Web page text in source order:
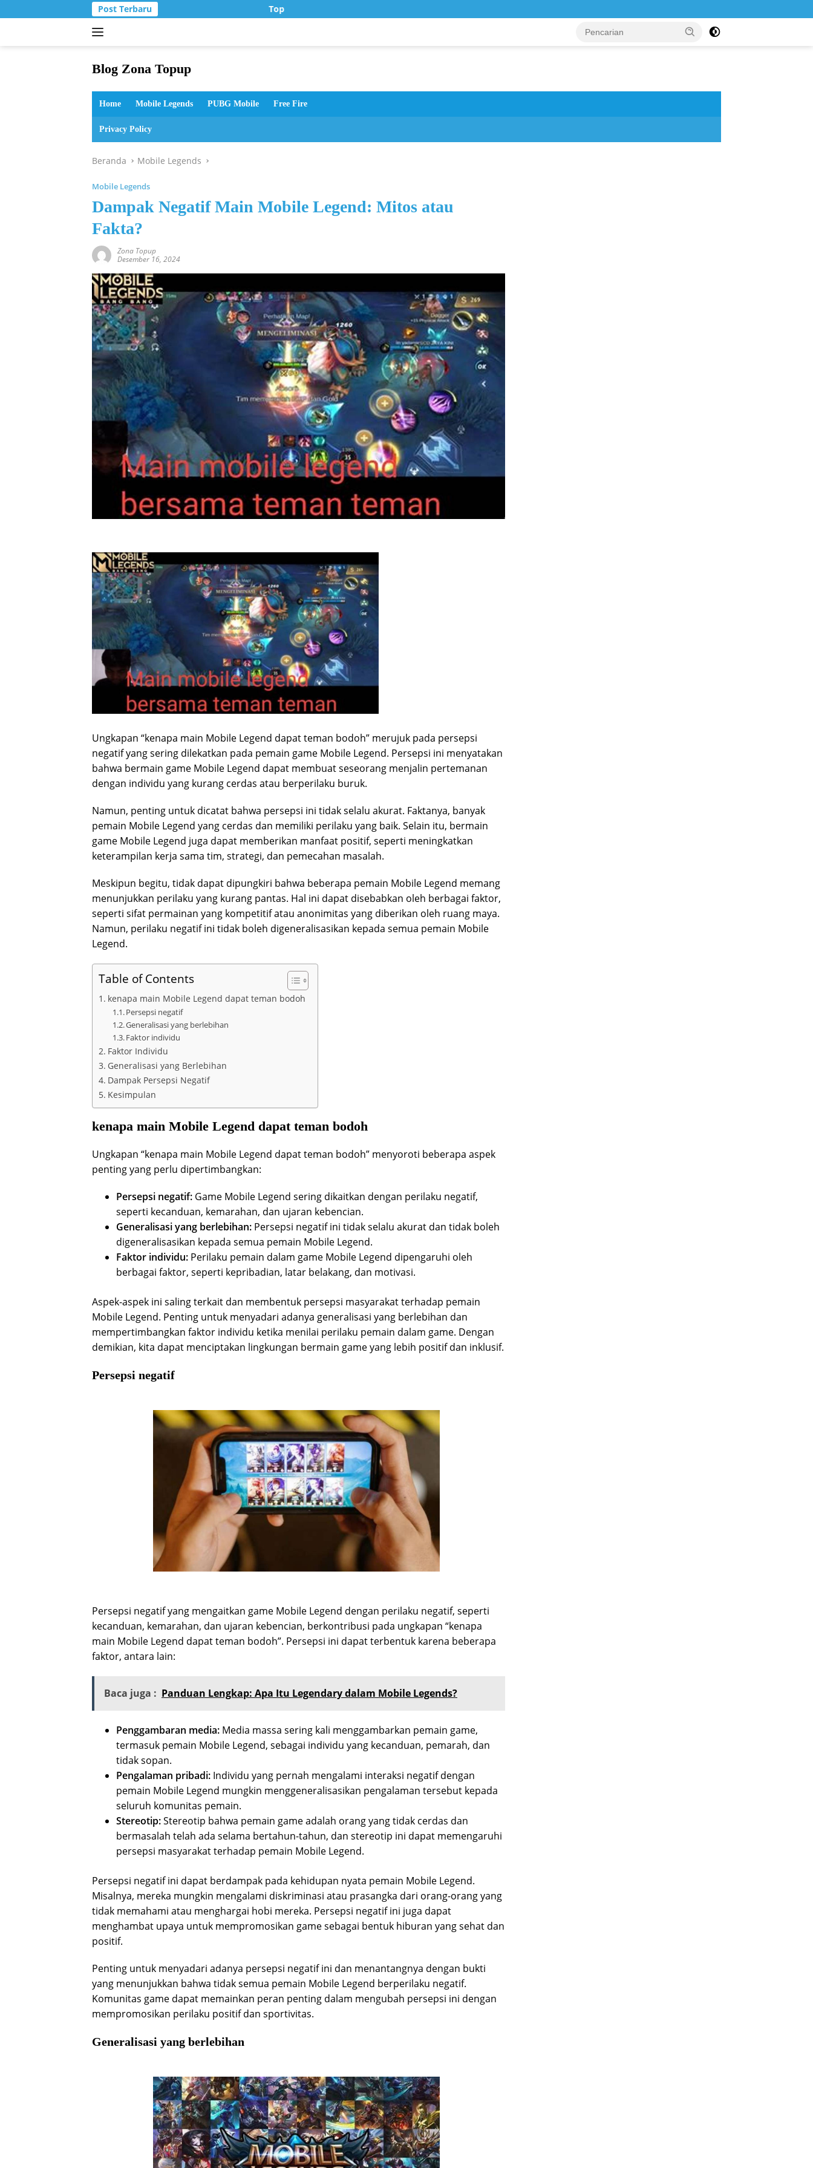
ke
Post Terbaru Top Up Murah di Zona Topup
Blog Zona Topup
dan
bermain
Home Mobile Legends PUBG Mobile Free Fire
Privacy Policy
Beranda Mobile Legends
Mobile Legends
Dampak Negatif Main Mobile Legend: Mitos atau
Fakta?
Zona Topup
Desember 16, 2024
Ungkapan “kenapa main Mobile Legend dapat teman bodoh” merujuk pada persepsi
negatif yang sering dilekatkan pada pemain game Mobile Legend. Persepsi ini menyatakan
bahwa bermain game Mobile Legend dapat membuat seseorang menjalin pertemanan
dengan individu yang kurang cerdas atau berperilaku buruk.
Namun, penting untuk dicatat bahwa persepsi ini tidak selalu akurat. Faktanya, banyak
pemain Mobile Legend yang cerdas dan memiliki perilaku yang baik. Selain itu, bermain
game Mobile Legend juga dapat memberikan manfaat positif, seperti meningkatkan
keterampilan kerja sama tim, strategi, dan pemecahan masalah.
Meskipun begitu, tidak dapat dipungkiri bahwa beberapa pemain Mobile Legend memang
menunjukkan perilaku yang kurang pantas. Hal ini dapat disebabkan oleh berbagai faktor,
seperti sifat permainan yang kompetitif atau anonimitas yang diberikan oleh ruang maya.
Namun, perilaku negatif ini tidak boleh digeneralisasikan kepada semua pemain Mobile
Legend.
Table of Contents
kenapa main Mobile Legend dapat teman bodoh
Persepsi negatif
Generalisasi yang berlebihan
Faktor individu
Faktor Individu
Generalisasi yang Berlebihan
Dampak Persepsi Negatif
Kesimpulan
kenapa main Mobile Legend dapat teman bodoh
Ungkapan “kenapa main Mobile Legend dapat teman bodoh” menyoroti beberapa aspek
penting yang perlu dipertimbangkan:
Persepsi negatif: Game Mobile Legend sering dikaitkan dengan perilaku negatif,
seperti kecanduan, kemarahan, dan ujaran kebencian.
Generalisasi yang berlebihan: Persepsi negatif ini tidak selalu akurat dan tidak boleh
digeneralisasikan kepada semua pemain Mobile Legend.
Faktor individu: Perilaku pemain dalam game Mobile Legend dipengaruhi oleh
berbagai faktor, seperti kepribadian, latar belakang, dan motivasi.
Aspek-aspek ini saling terkait dan membentuk persepsi masyarakat terhadap pemain
Mobile Legend. Penting untuk menyadari adanya generalisasi yang berlebihan dan
mempertimbangkan faktor individu ketika menilai perilaku pemain dalam game. Dengan
demikian, kita dapat menciptakan lingkungan bermain game yang lebih positif dan inklusif.
Persepsi negatif
Persepsi negatif yang mengaitkan game Mobile Legend dengan perilaku negatif, seperti
kecanduan, kemarahan, dan ujaran kebencian, berkontribusi pada ungkapan “kenapa
main Mobile Legend dapat teman bodoh”. Persepsi ini dapat terbentuk karena beberapa
faktor, antara lain:
Baca juga : Panduan Lengkap: Apa Itu Legendary dalam Mobile Legends?
Penggambaran media: Media massa sering kali menggambarkan pemain game,
termasuk pemain Mobile Legend, sebagai individu yang kecanduan, pemarah, dan
tidak sopan.
Pengalaman pribadi: Individu yang pernah mengalami interaksi negatif dengan
pemain Mobile Legend mungkin menggeneralisasikan pengalaman tersebut kepada
seluruh komunitas pemain.
Stereotip:Stereotip bahwa pemain game adalah orang yang tidak cerdas dan
bermasalah telah ada selama bertahun-tahun, dan stereotip ini dapat memengaruhi
persepsi masyarakat terhadap pemain Mobile Legend.
Persepsi negatif ini dapat berdampak pada kehidupan nyata pemain Mobile Legend.
Misalnya, mereka mungkin mengalami diskriminasi atau prasangka dari orang-orang yang
tidak memahami atau menghargai hobi mereka. Persepsi negatif ini juga dapat
menghambat upaya untuk mempromosikan game sebagai bentuk hiburan yang sehat dan
positif.
Penting untuk menyadari adanya persepsi negatif ini dan menantangnya dengan bukti
yang menunjukkan bahwa tidak semua pemain Mobile Legend berperilaku negatif.
Komunitas game dapat memainkan peran penting dalam mengubah persepsi ini dengan
mempromosikan perilaku positif dan sportivitas.
Generalisasi yang berlebihan